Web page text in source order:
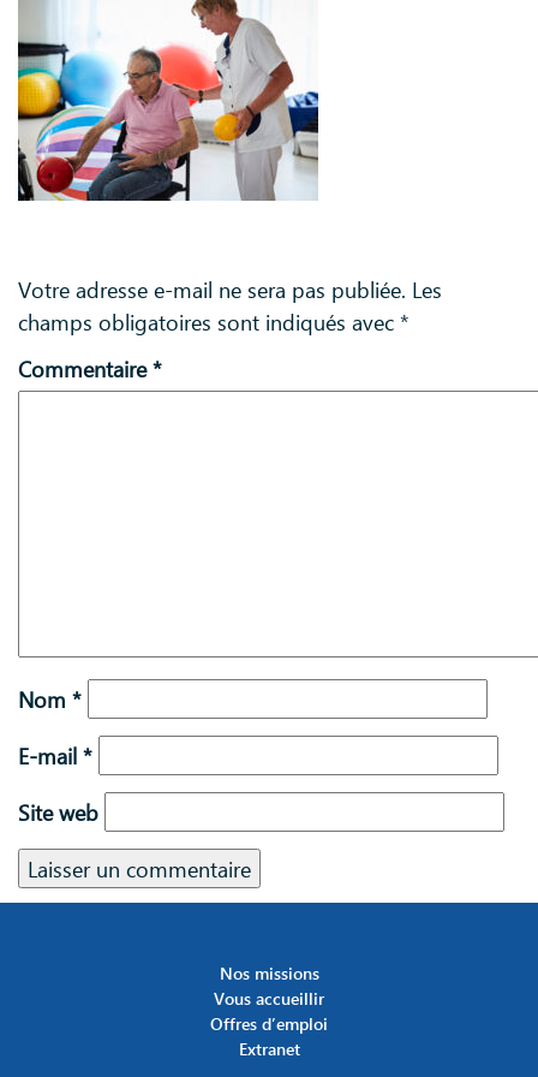
Votre adresse e-mail ne sera pas publiée. Les
champs obligatoires sont indiqués avec *
Commentaire*
Nom *
E-mail *
Site web
Nos missions
Vous accueillir
Offres d’emploi
Extranet